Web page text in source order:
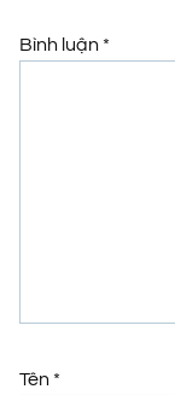
Bình luận *
Tên *